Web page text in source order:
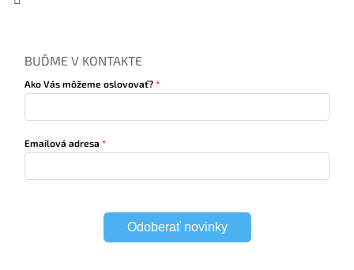
BUĎME V KONTAKTE
Ako Vás môžeme oslovovať?
Emailová adresa
Odoberať novinky